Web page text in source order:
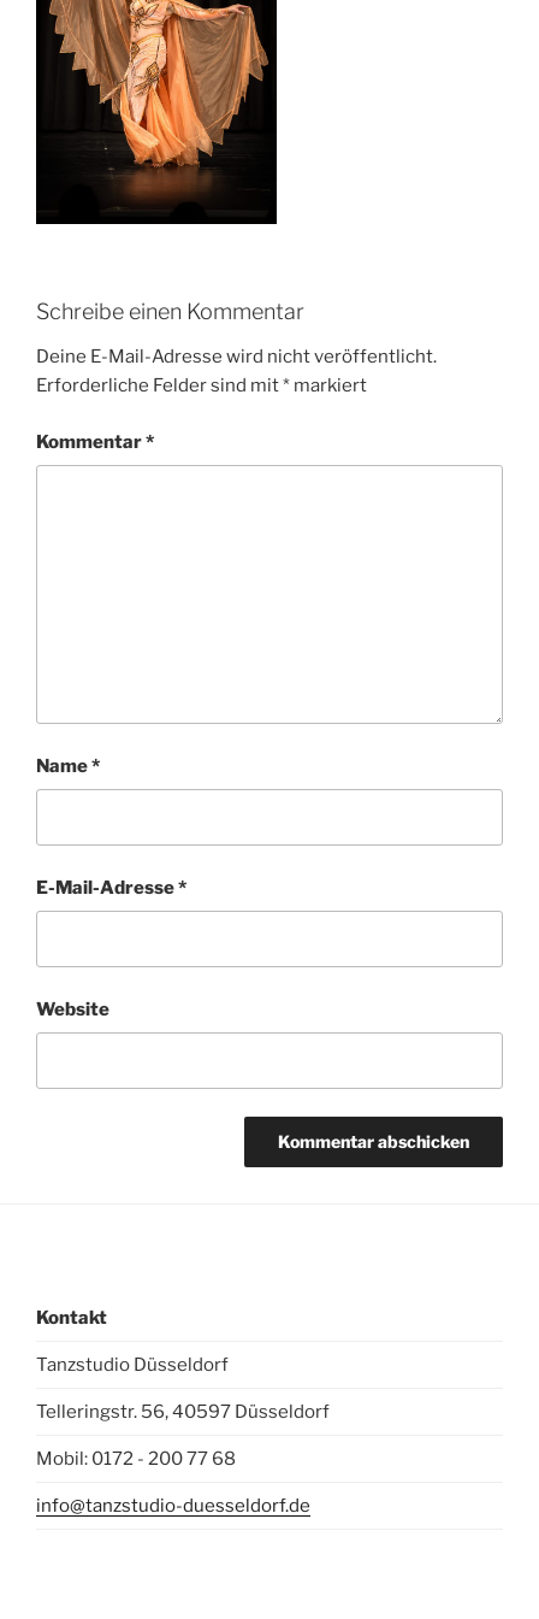
Schreibe einen Kommentar
Deine E-Mail-Adresse wird nicht veröffentlicht.
Erforderliche Felder sind mit* markiert
Kommentar*
Name*
E-Mail-Adresse*
Website
Kontakt
Tanzstudio Düsseldorf
Telleringstr. 56, 40597 Düsseldorf
Mobil: 0172 - 200 77 68
info@tanzstudio-duesseldorf.de